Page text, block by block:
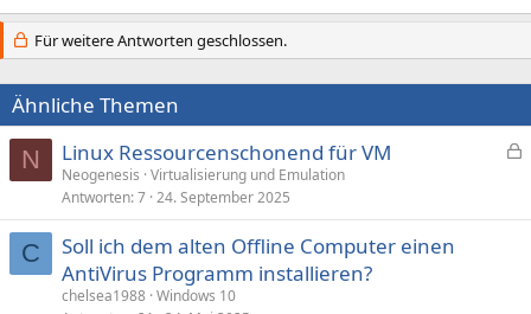
Für weitere Antworten geschlossen.
Ähnliche Themen
N
p
Linux Ressourcenschonend für VM
Neogenesis Virtualisierung und Emulation
Antworten 7 24. September 2025
C
Soll ich dem alten Offline Computer einen
AntiVirus Programm installieren?
chelsea1988 Windows 10